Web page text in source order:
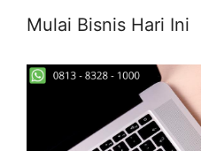
Mulai Bisnis Hari Ini